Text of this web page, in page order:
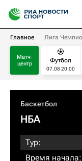
Главное Лига
Матч-
центр
Футбол
07.08 20:00
Баскетбол
НБА
Тур:
Время начала: